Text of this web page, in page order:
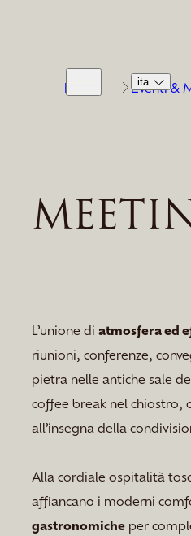
ita
Home Eventi &
L’unione di atmosfera ed
riunioni, conferenze,
pietra nelle antiche sale
coffee break nel chiostro,
all’insegna della
Alla cordiale ospitalità
affiancano i moderni
gastronomicheper